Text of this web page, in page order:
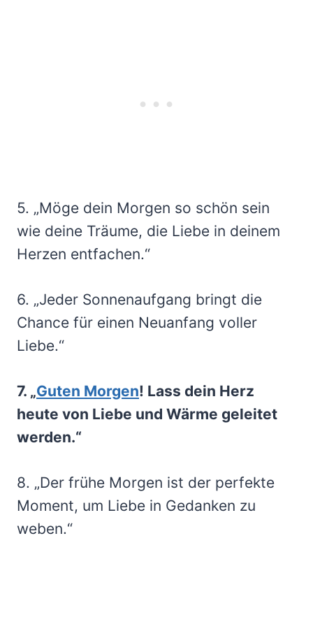
5. „Möge dein Morgen so schön sein
wie deine Träume, die Liebe in deinem
Herzen entfachen.“
6. „Jeder Sonnenaufgang bringt die
Chance für einen Neuanfang voller
Liebe.“
7. „Guten Morgen! Lass dein Herz
heute von Liebe und Wärme geleitet
werden.“
8. „Der frühe Morgen ist der perfekte
Moment, um Liebe in Gedanken zu
weben.“